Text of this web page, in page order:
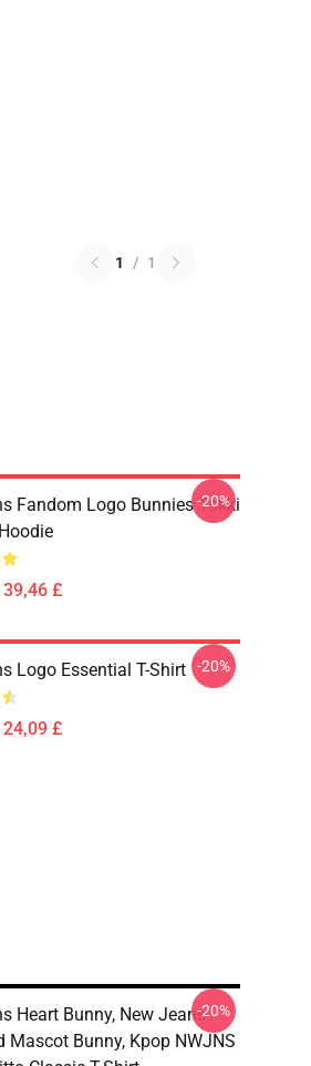
1 / 1
Fandom Logo Bunnies Tokki
£
-20%
Logo Essential T-Shirt
£
-20%
Heart Bunny, New Jeans
Mascot Bunny, Kpop NWJNS
-20%